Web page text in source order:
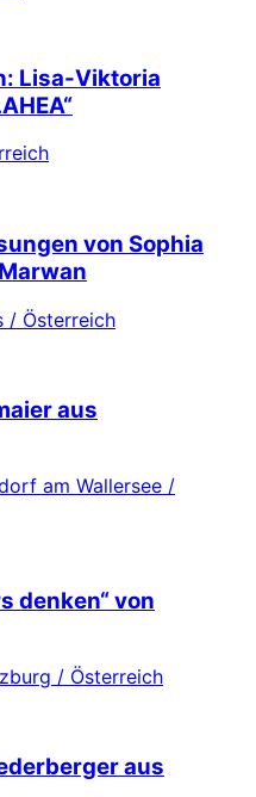
Lisa-Viktoria
von Sophia
/ Österreich
aus
am Wallersee /
denken“ von
/ Österreich
aus